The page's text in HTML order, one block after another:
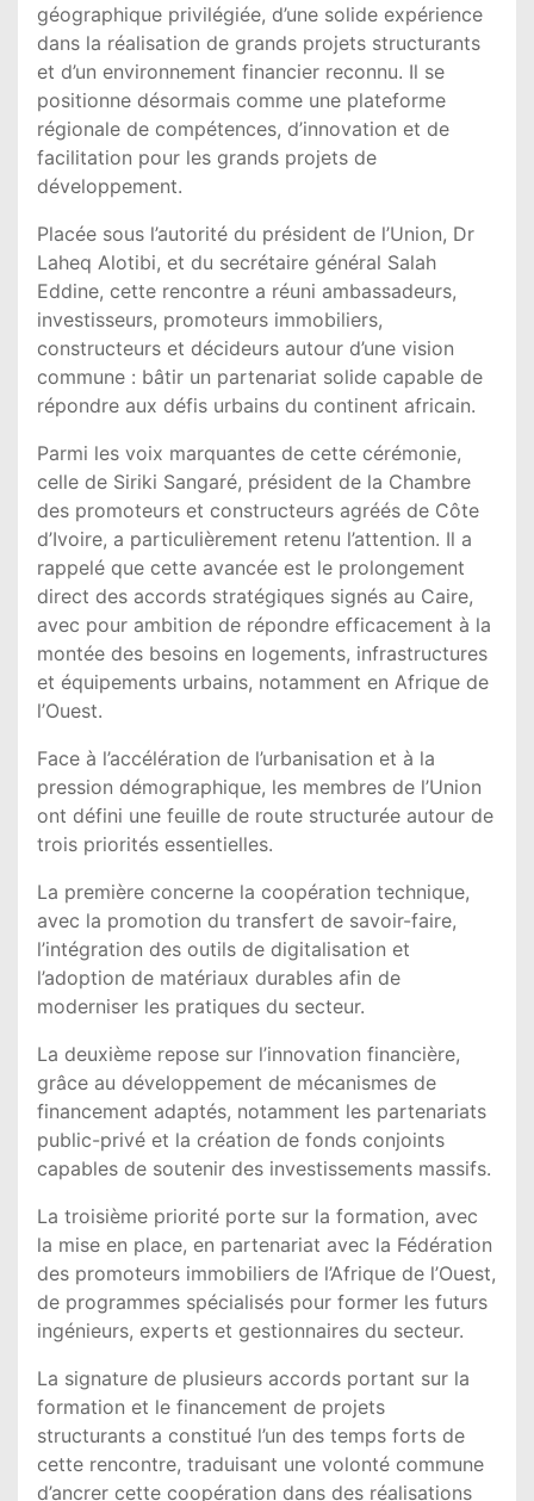
géographique privilégiée, d’une solide expérience
dans la réalisation de grands projets structurants
et d’un environnement financier reconnu. Il se
positionne désormais comme une plateforme
régionale de compétences, d’innovation et de
facilitation pour les grands projets de
développement.
Placée sous l’autorité du président de l’Union, Dr
Laheq Alotibi, et du secrétaire général Salah
Eddine, cette rencontre a réuni ambassadeurs,
investisseurs, promoteurs immobiliers,
constructeurs et décideurs autour d’une vision
commune : bâtir un partenariat solide capable de
répondre aux défis urbains du continent africain.
Parmi les voix marquantes de cette cérémonie,
celle de Siriki Sangaré, président de la Chambre
des promoteurs et constructeurs agréés de Côte
d’Ivoire, a particulièrement retenu l’attention. Il a
rappelé que cette avancée est le prolongement
direct des accords stratégiques signés au Caire,
avec pour ambition de répondre efficacement à la
montée des besoins en logements, infrastructures
et équipements urbains, notamment en Afrique de
l’Ouest.
Face à l’accélération de l’urbanisation et à la
pression démographique, les membres de l’Union
ont défini une feuille de route structurée autour de
trois priorités essentielles.
La première concerne la coopération technique,
avec la promotion du transfert de savoir-faire,
l’intégration des outils de digitalisation et
l’adoption de matériaux durables afin de
moderniser les pratiques du secteur.
La deuxième repose sur l’innovation financière,
grâce au développement de mécanismes de
financement adaptés, notamment les partenariats
public-privé et la création de fonds conjoints
capables de soutenir des investissements massifs.
La troisième priorité porte sur la formation, avec
la mise en place, en partenariat avec la Fédération
des promoteurs immobiliers de l’Afrique de l’Ouest,
de programmes spécialisés pour former les futurs
ingénieurs, experts et gestionnaires du secteur.
La signature de plusieurs accords portant sur la
formation et le financement de projets
structurants a constitué l’un des temps forts de
cette rencontre, traduisant une volonté commune
d’ancrer cette coopération dans des réalisations